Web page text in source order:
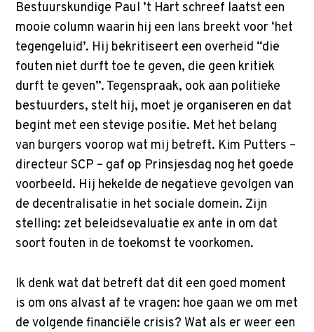
Bestuurskundige Paul ’t Hart schreef laatst een
mooie column waarin hij een lans breekt voor ‘het
tegengeluid’. Hij bekritiseert een overheid “die
fouten niet durft toe te geven, die geen kritiek
durft te geven”. Tegenspraak, ook aan politieke
bestuurders, stelt hij, moet je organiseren en dat
begint met een stevige positie. Met het belang
van burgers voorop wat mij betreft. Kim Putters –
directeur SCP – gaf op Prinsjesdag nog het goede
voorbeeld. Hij hekelde de negatieve gevolgen van
de decentralisatie in het sociale domein. Zijn
stelling: zet beleidsevaluatie ex ante in om dat
soort fouten in de toekomst te voorkomen.
Ik denk wat dat betreft dat dit een goed moment
is om ons alvast af te vragen: hoe gaan we om met
de volgende financiële crisis? Wat als er weer een